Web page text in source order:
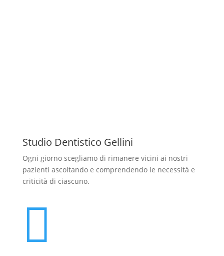
Studio Dentistico Gellini
Ogni giorno scegliamo di rimanere vicini ai nostri
pazienti ascoltando e comprendendo le necessità e
criticità di ciascuno.
